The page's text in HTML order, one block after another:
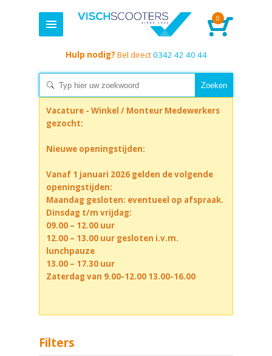
0
Hulp nodig? Bel direct0342 42 40 44
Vacature - Winkel / Monteur Medewerkers
gezocht:
Nieuwe openingstijden:
Vanaf 1 januari 2026 gelden de volgende
openingstijden:
Maandag gesloten: eventueel op afspraak.
Dinsdag t/m vrijdag:
09.00 – 12.00 uur
12.00 – 13.00 uur gesloten i.v.m.
lunchpauze
13.00 – 17.30 uur
Zaterdag van 9.00-12.00 13.00-16.00
Filters